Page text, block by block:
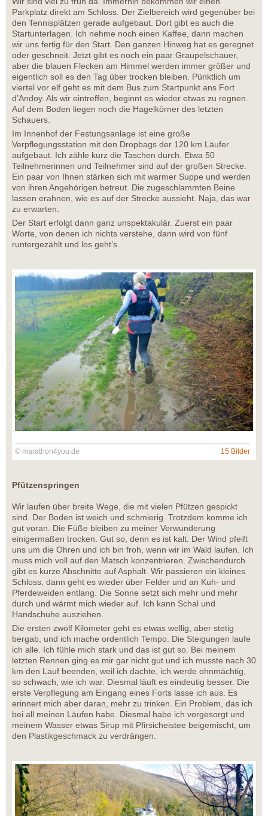
Parkplatz direkt am Schloss. Der Zielbereich wird gegenüber bei
den Tennisplätzen gerade aufgebaut. Dort gibt es auch die
Startunterlagen. Ich nehme noch einen Kaffee, dann machen
wir uns fertig für den Start. Den ganzen Hinweg hat es geregnet
oder geschneit. Jetzt gibt es noch ein paar Graupelschauer,
aber die blauen Flecken am Himmel werden immer größer und
eigentlich soll es den Tag über trocken bleiben. Pünktlich um
viertel vor elf geht es mit dem Bus zum Startpunkt ans Fort
d’Andoy. Als wir eintreffen, beginnt es wieder etwas zu regnen.
Auf dem Boden liegen noch die Hagelkörner des letzten
Schauers.
Im Innenhof der Festungsanlage ist eine große
Verpflegungsstation mit den Dropbags der 120 km Läufer
aufgebaut. Ich zähle kurz die Taschen durch. Etwa 50
Teilnehmerinnen und Teilnehmer sind auf der großen Strecke.
Ein paar von Ihnen stärken sich mit warmer Suppe und werden
von ihren Angehörigen betreut. Die zugeschlammten Beine
lassen erahnen, wie es auf der Strecke aussieht. Naja, das war
zu erwarten.
Der Start erfolgt dann ganz unspektakulär. Zuerst ein paar
Worte, von denen ich nichts verstehe, dann wird von fünf
runtergezählt und los geht’s.
© marathon4you.de 15 Bilder
Pfützenspringen
Wir laufen über breite Wege, die mit vielen Pfützen gespickt
sind. Der Boden ist weich und schmierig. Trotzdem komme ich
gut voran. Die Füße bleiben zu meiner Verwunderung
einigermaßen trocken. Gut so, denn es ist kalt. Der Wind pfeift
uns um die Ohren und ich bin froh, wenn wir im Wald laufen. Ich
muss mich voll auf den Matsch konzentrieren. Zwischendurch
gibt es kurze Abschnitte auf Asphalt. Wir passieren ein kleines
Schloss, dann geht es wieder über Felder und an Kuh- und
Pferdeweiden entlang. Die Sonne setzt sich mehr und mehr
durch und wärmt mich wieder auf. Ich kann Schal und
Handschuhe ausziehen.
Die ersten zwölf Kilometer geht es etwas wellig, aber stetig
bergab, und ich mache ordentlich Tempo. Die Steigungen laufe
ich alle. Ich fühle mich stark und das ist gut so. Bei meinem
letzten Rennen ging es mir gar nicht gut und ich musste nach 30
km den Lauf beenden, weil ich dachte, ich werde ohnmächtig,
so schwach, wie ich war. Diesmal läuft es eindeutig besser. Die
erste Verpflegung am Eingang eines Forts lasse ich aus. Es
erinnert mich aber daran, mehr zu trinken. Ein Problem, das ich
bei all meinen Läufen habe. Diesmal habe ich vorgesorgt und
meinem Wasser etwas Sirup mit Pfirsicheistee beigemischt, um
den Plastikgeschmack zu verdrängen.